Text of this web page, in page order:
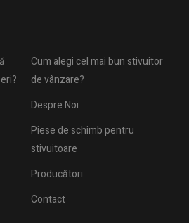
Cum alegi cel mai bun stivuitor
de vânzare?
Despre Noi
Piese de schimb pentru
stivuitoare
Producători
Contact